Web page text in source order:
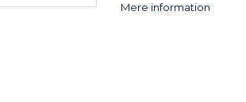
Mere information